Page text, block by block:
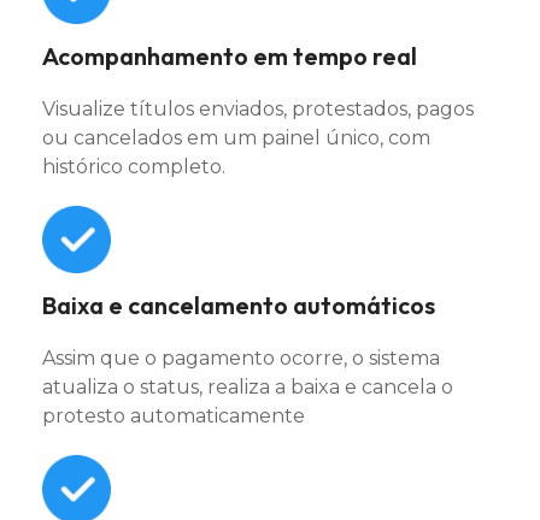
Acompanhamento em tempo real
Visualize títulos enviados, protestados, pagos
ou cancelados em um painel único, com
histórico completo.
Baixa e cancelamento automáticos
Assim que o pagamento ocorre, o sistema
atualiza o status, realiza a baixa e cancela o
protesto automaticamente